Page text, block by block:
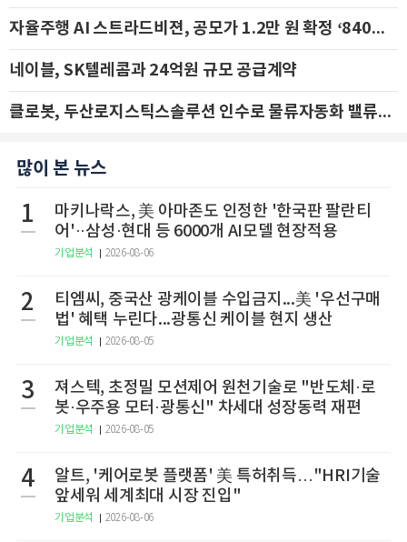
자율주행 AI 스트라드비젼, 공모가 1.2만 원 확정 ‘840억 수혈’
네이블, SK텔레콤과 24억원 규모 공급계약
클로봇, 두산로지스틱스솔루션 인수로 물류자동화 밸류체인 확장 추진 - IBK투자증권
많이 본 뉴스
1
마키나락스, 美 아마존도 인정한 '한국판 팔란티
어'··삼성·현대 등 6000개 AI모델 현장적용
기업분석 2026-08-06
2
티엠씨, 중국산 광케이블 수입금지...美 '우선구매
법' 혜택 누린다...광통신 케이블 현지 생산
기업분석 2026-08-05
3
져스텍, 초정밀 모션제어 원천기술로 "반도체·로
봇·우주용 모터·광통신" 차세대 성장동력 재편
기업분석 2026-08-05
4
알트, '케어로봇 플랫폼' 美 특허취득…"HRI기술
앞세워 세계최대 시장 진입"
기업분석 2026-08-06